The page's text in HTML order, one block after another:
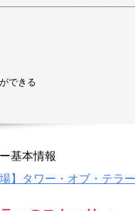
できる
基本情報
】タワー・オブ・テラ